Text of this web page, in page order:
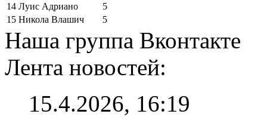
14 Луис Адриано
5
15 Никола Влашич 5
Наша группа Вконтакте
Лента новостей:
15.4.2026, 16:19